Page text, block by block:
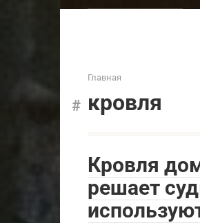
Главная
кровля
Кровля
решает